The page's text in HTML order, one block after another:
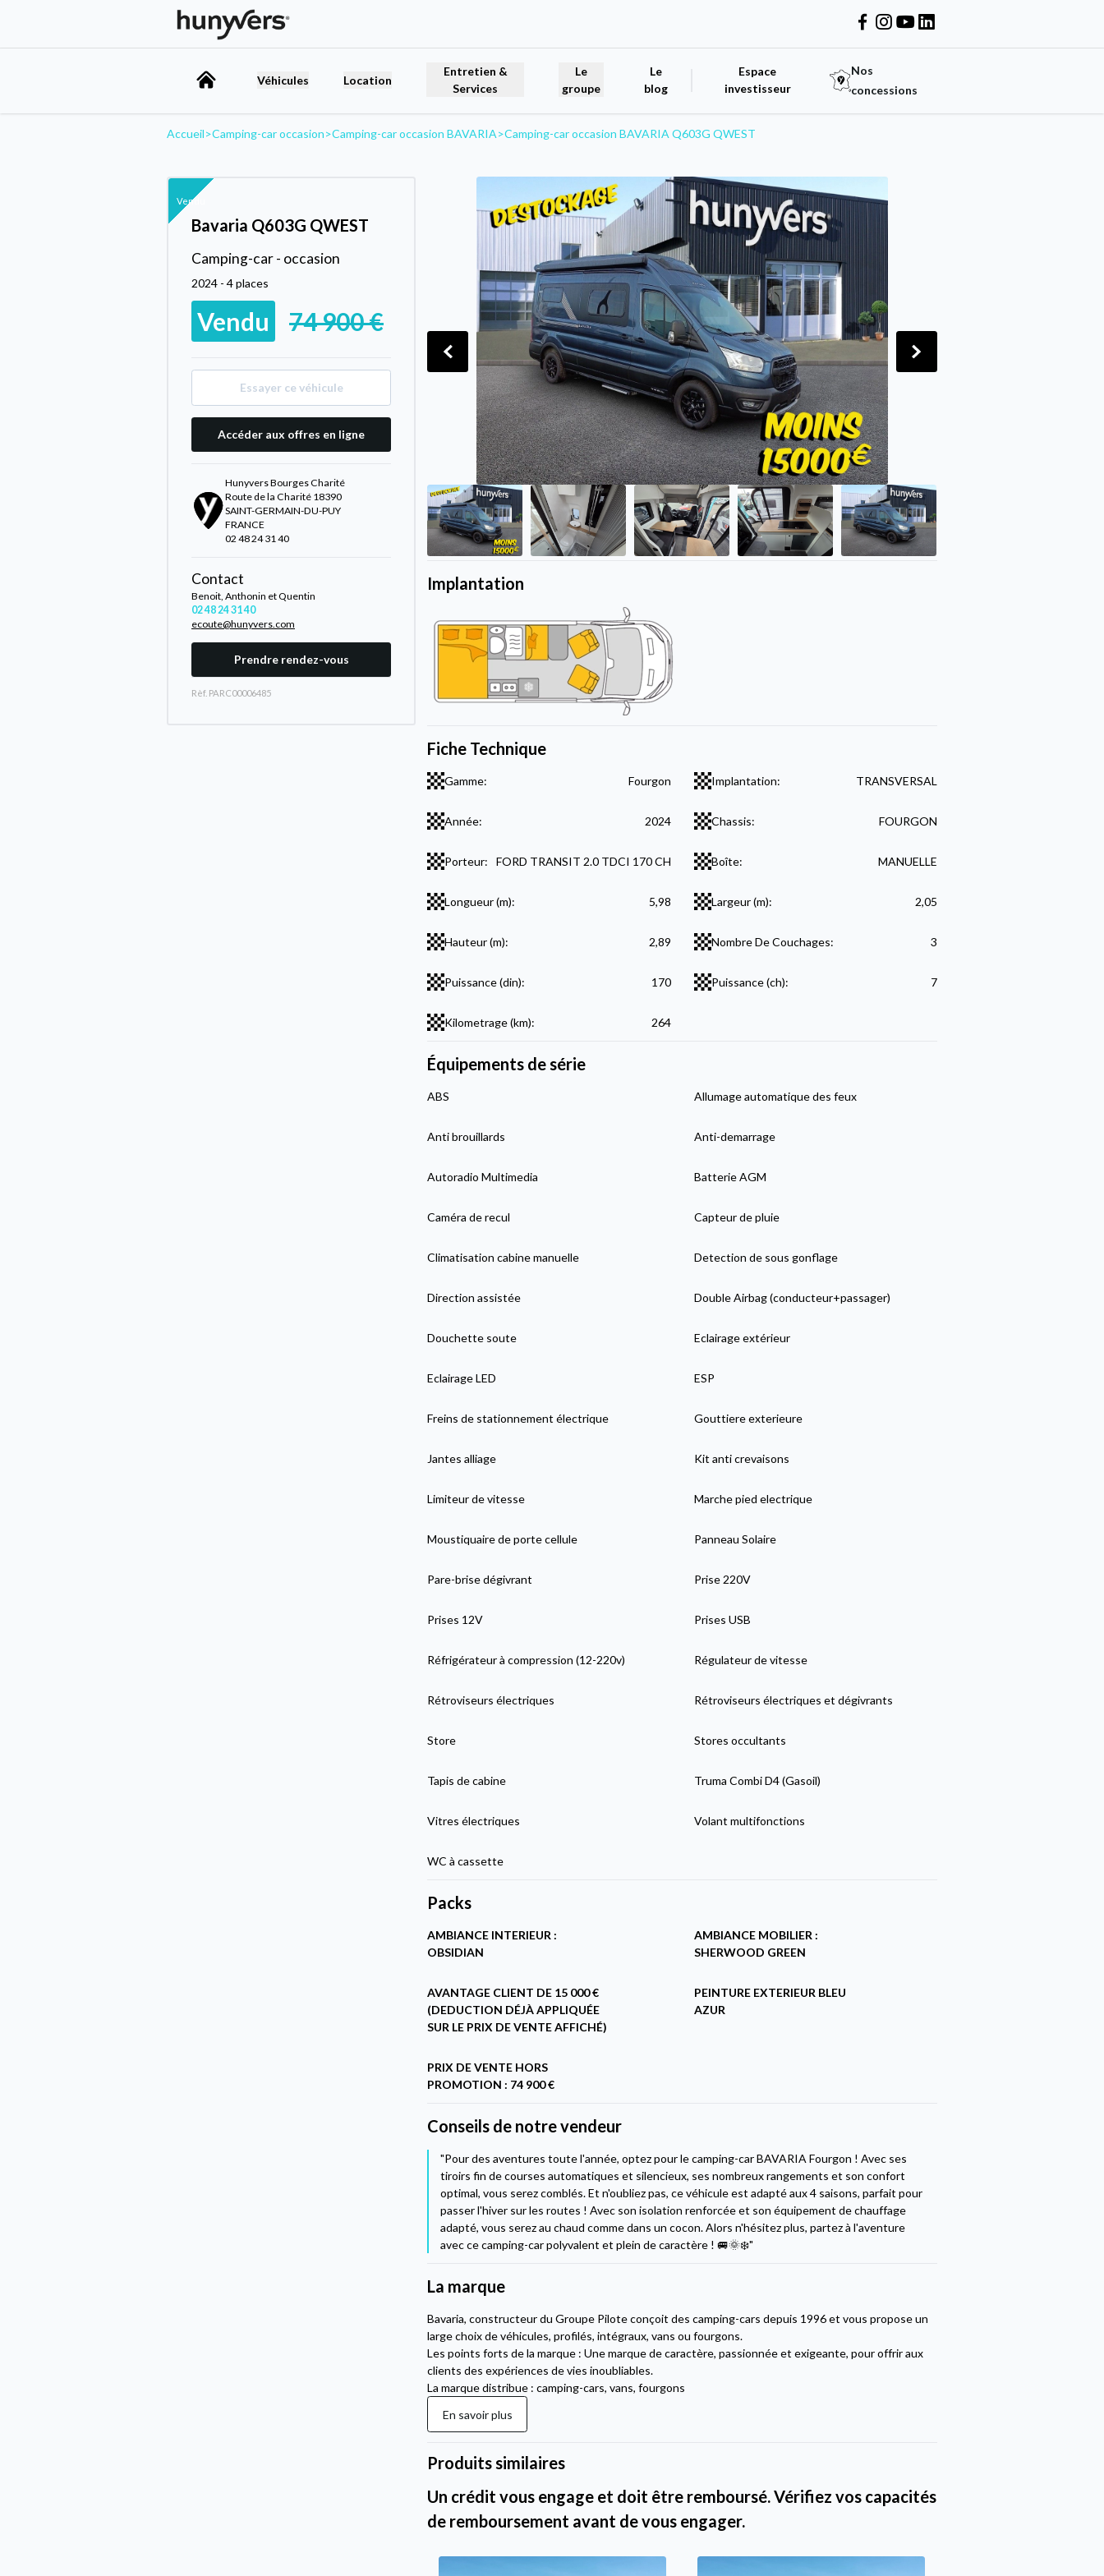
Véhicules Location
Entretien &
Services
Le
groupe
Le
blog
Espace
investisseur
Nos
concessions
Accueil>Camping-car occasion>Camping-car occasion BAVARIA>Camping-car occasion BAVARIA Q603G QWEST
Vendu
Bavaria Q603G QWEST
Camping-car - occasion
2024 - 4 places
Vendu 74 900 €
Essayer ce véhicule
Accéder aux offres en ligne
Hunyvers Bourges Charité
Route de la Charité 18390
SAINT-GERMAIN-DU-PUY
FRANCE
02 48 24 31 40
Contact
Benoit, Anthonin et Quentin
02 48 24 31 40
ecoute@hunyvers.com
Prendre rendez-vous
Rèf. PARC00006485
Implantation
Fiche Technique
Gamme: Fourgon Implantation: TRANSVERSAL
Année: 2024 Chassis: FOURGON
Porteur: FORD TRANSIT 2.0 TDCI 170 CH Boîte: MANUELLE
Longueur (m): 5,98 Largeur (m): 2,05
Hauteur (m): 2,89 Nombre De Couchages: 3
Puissance (din): 170 Puissance (ch): 7
Kilometrage (km): 264
Équipements de série
ABS Allumage automatique des feux
Anti brouillards Anti-demarrage
Autoradio Multimedia Batterie AGM
Caméra de recul Capteur de pluie
Climatisation cabine manuelle Detection de sous gonflage
Direction assistée Double Airbag (conducteur+passager)
Douchette soute Eclairage extérieur
Eclairage LED ESP
Freins de stationnement électrique Gouttiere exterieure
Jantes alliage Kit anti crevaisons
Limiteur de vitesse Marche pied electrique
Moustiquaire de porte cellule Panneau Solaire
Pare-brise dégivrant Prise 220V
Prises 12V Prises USB
Réfrigérateur à compression (12-220v) Régulateur de vitesse
Rétroviseurs électriques Rétroviseurs électriques et dégivrants
Store Stores occultants
Tapis de cabine Truma Combi D4 (Gasoil)
Vitres électriques Volant multifonctions
WC à cassette
Packs
AMBIANCE INTERIEUR :
OBSIDIAN
AMBIANCE MOBILIER :
SHERWOOD GREEN
AVANTAGE CLIENT DE 15 000 €
(DEDUCTION DÉJÀ APPLIQUÉE
SUR LE PRIX DE VENTE AFFICHÉ)
PEINTURE EXTERIEUR BLEU
AZUR
PRIX DE VENTE HORS
PROMOTION : 74 900 €
Conseils de notre vendeur
"Pour des aventures toute l'année, optez pour le camping-car BAVARIA Fourgon ! Avec ses
tiroirs fin de courses automatiques et silencieux, ses nombreux rangements et son confort
optimal, vous serez comblés. Et n'oubliez pas, ce véhicule est adapté aux 4 saisons, parfait pour
passer l'hiver sur les routes ! Avec son isolation renforcée et son équipement de chauffage
adapté, vous serez au chaud comme dans un cocon. Alors n'hésitez plus, partez à l'aventure
avec ce camping-car polyvalent et plein de caractère ! 🚐🌞❄️"
La marque
Bavaria, constructeur du Groupe Pilote conçoit des camping-cars depuis 1996 et vous propose un
large choix de véhicules, profilés, intégraux, vans ou fourgons.
Les points forts de la marque : Une marque de caractère, passionnée et exigeante, pour offrir aux
clients des expériences de vies inoubliables.
La marque distribue : camping-cars, vans, fourgons
En savoir plus
Produits similaires
Un crédit vous engage et doit être remboursé. Vérifiez vos capacités
de remboursement avant de vous engager.